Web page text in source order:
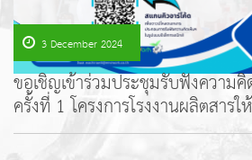
3 December 2024
ขอเชิญเข้าร่วมประชุมรับฟังความ
ครั้งที่ 1 โครงการโรงงานผลิตสาร